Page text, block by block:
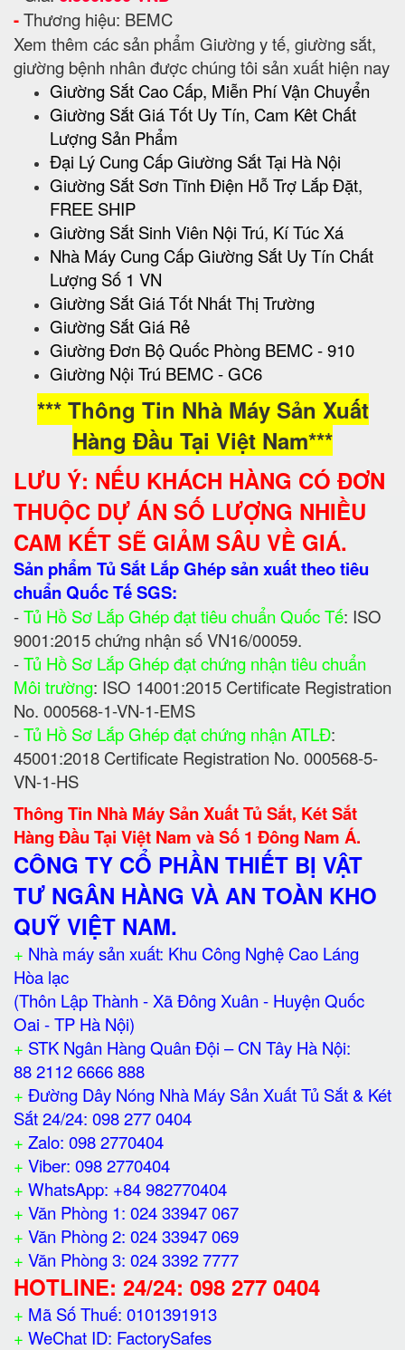
-Thương hiệu: BEMC
Xem thêm các sản phẩm Giường y tế, giường sắt,
giường bệnh nhân được chúng tôi sản xuất hiện nay
Giường Sắt Cao Cấp, Miễn Phí Vận Chuyển
Giường Sắt Giá Tốt Uy Tín, Cam Kêt Chất
Lượng Sản Phẩm
Đại Lý Cung Cấp Giường Sắt Tại Hà Nội
Giường Sắt Sơn Tĩnh Điện Hỗ Trợ Lắp Đặt,
FREE SHIP
Giường Sắt Sinh Viên Nội Trú, Kí Túc Xá
Nhà Máy Cung Cấp Giường Sắt Uy Tín Chất
Lượng Số 1 VN
Giường Sắt Giá Tốt Nhất Thị Trường
Giường Sắt Giá Rẻ
Giường Đơn Bộ Quốc Phòng BEMC - 910
Giường Nội Trú BEMC - GC6
*** Thông Tin Nhà Máy Sản Xuất
Hàng Đầu Tại Việt Nam***
LƯU Ý: NẾU KHÁCH HÀNG CÓ ĐƠN
THUỘC DỰ ÁN SỐ LƯỢNG NHIỀU
CAM KẾT SẼ GIẢM SÂU VỀ GIÁ.
Sản phẩm Tủ Sắt Lắp Ghép sản xuất theo tiêu
chuẩn Quốc Tế SGS:
-Tủ Hồ Sơ Lắp Ghép đạt tiêu chuẩn Quốc Tế: ISO
9001:2015 chứng nhận số VN16/00059.
-Tủ Hồ Sơ Lắp Ghép đạt chứng nhận tiêu chuẩn
Môi trường: ISO 14001:2015 Certificate Registration
No. 000568-1-VN-1-EMS
-Tủ Hồ Sơ Lắp Ghép đạt chứng nhận ATLĐ:
45001:2018 Certificate Registration No. 000568-5-
VN-1-HS
Thông Tin Nhà Máy Sản Xuất Tủ Sắt, Két Sắt
Hàng Đầu Tại Việt Nam và Số 1 Đông Nam Á.
CÔNG TY CỔ PHẦN THIẾT BỊ VẬT
TƯ NGÂN HÀNG VÀ AN TOÀN KHO
QUỸ VIỆT NAM.
+ Nhà máy sản xuất: Khu Công Nghệ Cao Láng
Hòa lạc
(Thôn Lập Thành - Xã Đông Xuân - Huyện Quốc
Oai - TP Hà Nội)
+ STK Ngân Hàng Quân Đội – CN Tây Hà Nội:
88 2112 6666 888
+ Đường Dây Nóng Nhà Máy Sản Xuất Tủ Sắt & Két
Sắt 24/24: 098 277 0404
+ Zalo: 098 2770404
+ Viber: 098 2770404
+ WhatsApp: +84 982770404
+ Văn Phòng 1: 024 33947 067
+ Văn Phòng 2: 024 33947 069
+ Văn Phòng 3: 024 3392 7777
HOTLINE: 24/24: 098 277 0404
+ Mã Số Thuế: 0101391913
+ WeChat ID: FactorySafes